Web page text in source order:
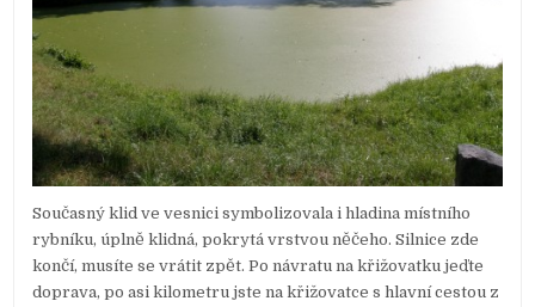
Současný klid ve vesnici symbolizovala i hladina místního
rybníku, úplně klidná, pokrytá vrstvou něčeho. Silnice zde
končí, musíte se vrátit zpět. Po návratu na křižovatku jeďte
doprava, po asi kilometru jste na křižovatce s hlavní cestou z